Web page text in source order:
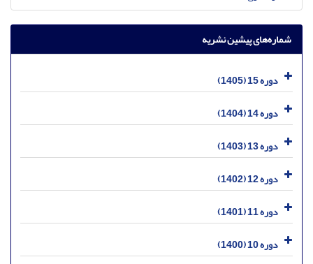
شماره‌های پیشین نشریه
دوره 15 (1405)
دوره 14 (1404)
دوره 13 (1403)
دوره 12 (1402)
دوره 11 (1401)
دوره 10 (1400)